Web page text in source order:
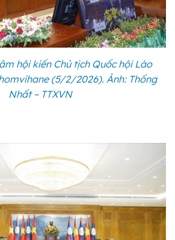
hội kiến Chủ tịch Quốc hội Lào
(5/2/2026). Ảnh: Thống
Nhất – TTXVN